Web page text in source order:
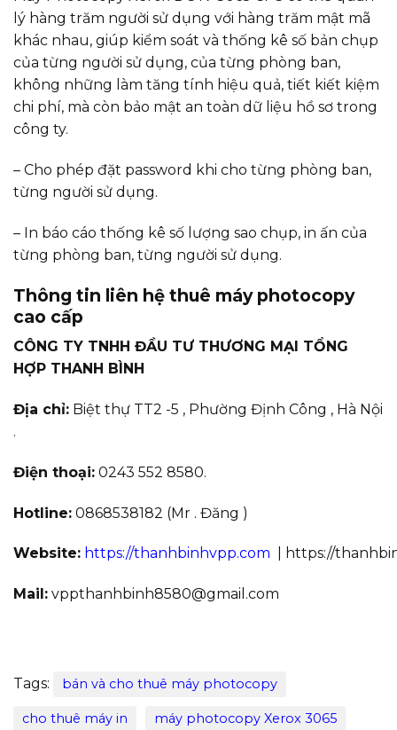
lý hàng trăm người sử dụng với hàng trăm mật mã
khác nhau, giúp kiểm soát và thống kê số bản chụp
của từng người sử dụng, của từng phòng ban,
không những làm tăng tính hiệu quả, tiết kiết kiệm
chi phí, mà còn bảo mật an toàn dữ liệu hồ sơ trong
công ty.
– Cho phép đặt password khi cho từng phòng ban,
từng người sử dụng.
– In báo cáo thống kê số lượng sao chụp, in ấn của
từng phòng ban, từng người sử dụng.
Thông tin liên hệ thuê máy photocopy
cao cấp
CÔNG TY TNHH ĐẦU TƯ THƯƠNG MẠI TỔNG
HỢP THANH BÌNH
Địa chỉ: Biệt thự TT2 -5 , Phường Định Công , Hà Nội
.
Điện thoại: 0243 552 8580.
Hotline: 0868538182 (Mr . Đăng )
Website: https://thanhbinhvpp.com | https://
Mail: vppthanhbinh8580@gmail.com
Tags: bán và cho thuê máy photocopy
cho thuê máy in máy photocopy Xerox 3065